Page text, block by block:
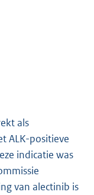
als
ALK-positieve
indicatie was
van alectinib is